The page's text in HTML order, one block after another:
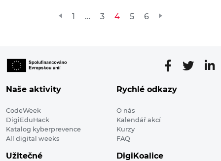
Stránkování
1 … 3 4 5 6
Naše aktivity
CodeWeek
DigiEduHack
Katalog kyberprevence
All digital weeks
Rychlé odkazy
O nás
Kalendář akcí
Kurzy
FAQ
Užitečné DigiKoalice